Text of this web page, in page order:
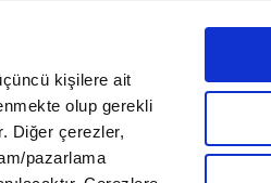
kişilere ait
olup gerekli
Diğer çerezler,
pazarlama